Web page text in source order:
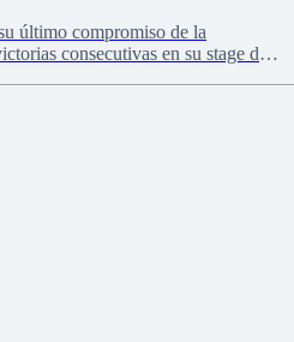
último compromiso de la
consecutivas en su stage de